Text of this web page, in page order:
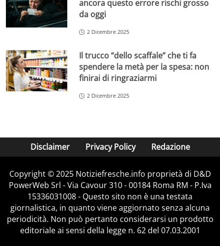
ancora questo errore rischi grosso
da oggi
2 Dicembre 2025
Il trucco “dello scaffale” che ti fa
spendere la metà per la spesa: non
finirai di ringraziarmi
2 Dicembre 2025
Disclaimer Privacy Policy Redazione
Copyright © 2025 Notiziefresche.info proprietà di D&D
PowerWeb Srl - Via Cavour 310 - 00184 Roma RM - P.Iva
15336031008 - Questo sito non è una testata
giornalistica, in quanto viene aggiornato senza alcuna
periodicità. Non può pertanto considerarsi un prodotto
editoriale ai sensi della legge n. 62 del 07.03.2001